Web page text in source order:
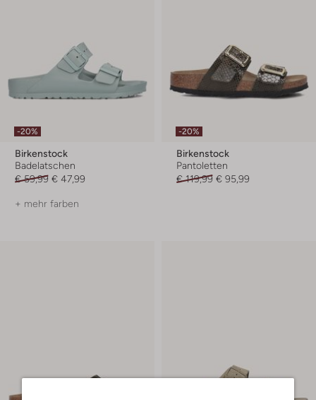
-20%
Birkenstock
Badelatschen
€ 59,99 € 47,99
+ mehr farben
-20%
Birkenstock
Pantoletten
€ 119,99 € 95,99